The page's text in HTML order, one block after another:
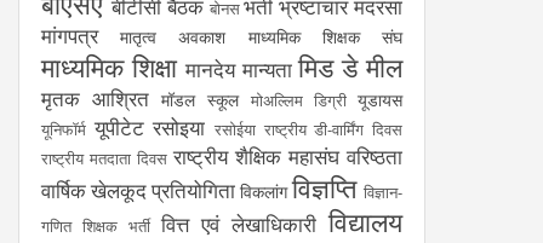
बीटीसी बैठक बोनस भर्ती भ्रष्टाचार मदरसा
मांगपत्र
मातृत्व अवकाश माध्यमिक शिक्षक संघ
माध्यमिक शिक्षा मानदेय मान्यता मिड डे मील
मृतक आश्रित मॉडल स्कूल मोअल्लिम डिग्री यूडायस
यूनिफॉर्म यूपीटेट रसोइया रसोईया राष्ट्रीय डी-वार्मिंग दिवस
राष्ट्रीय मतदाता दिवस राष्ट्रीय शैक्षिक महासंघ वरिष्ठता
वार्षिक खेलकूद प्रतियोगिता विकलांग विज्ञप्ति विज्ञान-
गणित शिक्षक भर्ती वित्त एवं लेखाधिकारी विद्यालय